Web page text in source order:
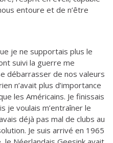
entoure et de n’être
je ne supportais plus le
suivi la guerre me
débarrasser de nos valeurs
n’avait plus d’importance
les Américains. Je finissais
je voulais m’entraîner le
déjà pas mal de clubs au
Je suis arrivé en 1965